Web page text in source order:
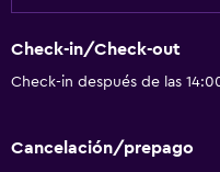
Check-in/Check-out
Check-in después de las
Cancelación/prepago